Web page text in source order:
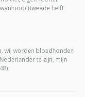
(tweede helft
wij worden bloedhonden
te zijn, mijn